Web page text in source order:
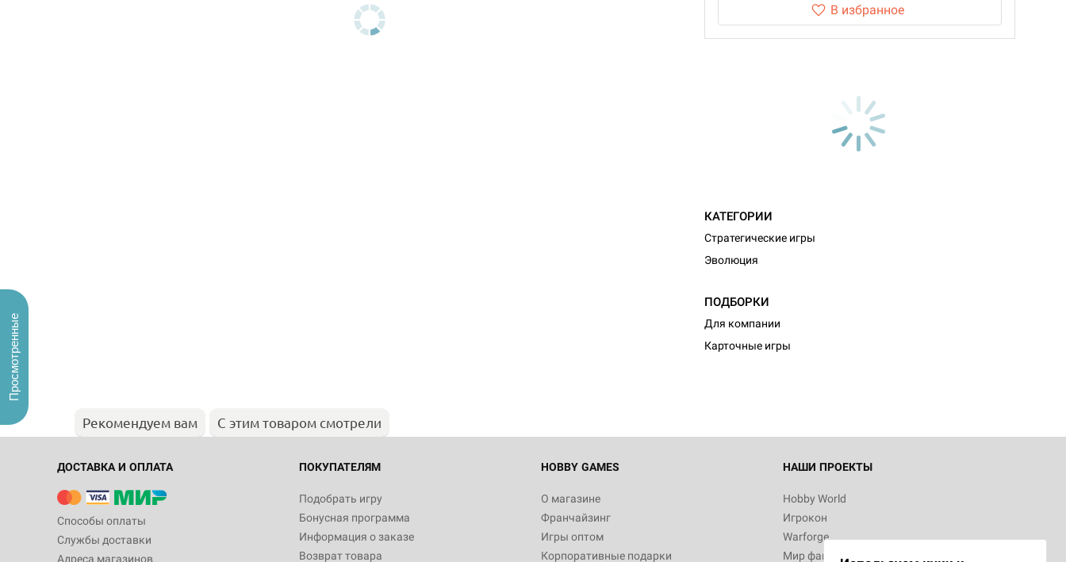
В избранное
КАТЕГОРИИ
Стратегические игры
Эволюция
ПОДБОРКИ
Для компании
Карточные игры
Рекомендуем вам С этим товаром смотрели
ДОСТАВКА И ОПЛАТА
Способы оплаты
Службы доставки
Адреса магазинов
ПОКУПАТЕЛЯМ
Подобрать игру
Бонусная программа
Информация о заказе
Возврат товара
HOBBY GAMES
О магазине
Франчайзинг
Игры оптом
Корпоративные подарки
НАШИ ПРОЕКТЫ
Hobby World
Игрокон
Warforge
Мир фантастики
Просмотренные
Настольная игра Hobby World Монстры
Белая смерть
12 990
Настольная игра Hobby World Ужас